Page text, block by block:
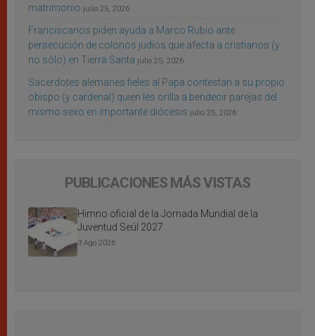
matrimonio julio 25, 2026
Franciscanos piden ayuda a Marco Rubio ante
persecución de colonos judíos que afecta a cristianos (y
no sólo) en Tierra Santa julio 25, 2026
Sacerdotes alemanes fieles al Papa contestan a su propio
obispo (y cardenal) quien les orilla a bendecir parejas del
mismo sexo en importante diócesis julio 25, 2026
PUBLICACIONES MÁS VISTAS
Himno oficial de la Jornada Mundial de la
Juventud Seúl 2027
3 Ago 2026